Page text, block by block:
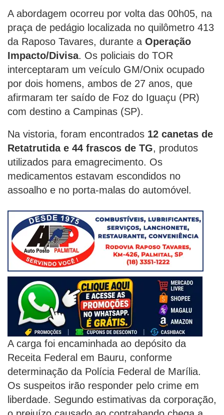
A abordagem ocorreu por volta das 00h05, na
praça de pedágio localizada no quilômetro 413
da Raposo Tavares, durante a Operação
Impacto/Divisa. Os policiais do TOR
interceptaram um veículo GM/Onix ocupado
por dois homens, ambos de 27 anos, que
afirmaram ter saído de Foz do Iguaçu (PR)
com destino a Campinas (SP).
Na vistoria, foram encontrados 12 canetas de
Retatrutida e 44 frascos de TG, produtos
utilizados para emagrecimento. Os
medicamentos estavam escondidos no
assoalho e no porta-malas do automóvel.
A carga foi encaminhada ao depósito da
Receita Federal em Bauru, conforme
determinação da Polícia Federal de Marília.
Os suspeitos irão responder pelo crime em
liberdade. Segundo estimativas da corporação,